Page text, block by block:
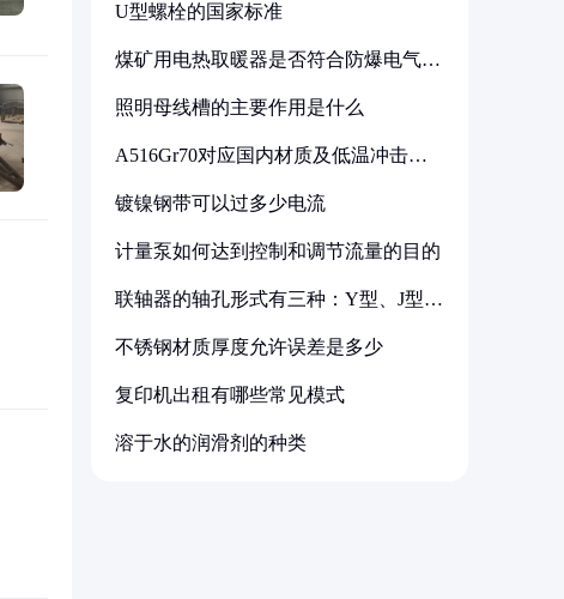
U型螺栓的国家标准
煤矿用电热取暖器是否符合防爆电气设
照明母线槽的主要作用是什么
A516Gr70对应国内材质及低温冲击要
镀镍钢带可以过多少电流
计量泵如何达到控制和调节流量的目的
联轴器的轴孔形式有三种：Y型、J型、
不锈钢材质厚度允许误差是多少
复印机出租有哪些常见模式
溶于水的润滑剂的种类